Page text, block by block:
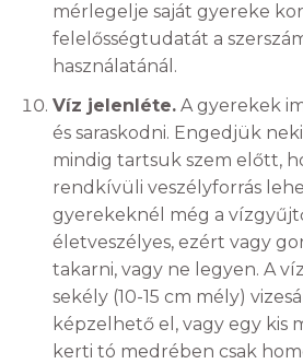
mérlegelje saját gyereke
felelősségtudatát a
használatánál.
Víz jelenléte. A gyerekek
és saraskodni. Engedjük
mindig tartsuk szem előtt,
rendkívüli veszélyforrás
gyerekeknél még a
életveszélyes, ezért vagy
takarni, vagy ne legyen. A
sekély (10-15 cm mély)
képzelhető el, vagy egy kis
kerti tó medrében csak